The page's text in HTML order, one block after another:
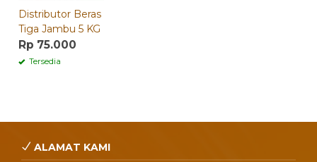
Distributor Beras
Tiga Jambu 5 KG
Rp 75.000
Tersedia
ALAMAT KAMI